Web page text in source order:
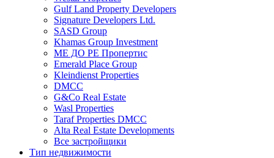
Gulf Land Property Developers
Signature Developers Ltd.
SASD Group
Khamas Group Investment
МЕ ДО РЕ Пропертис
Emerald Place Group
Kleindienst Properties
DMCC
G&Co Real Estate
Wasl Properties
Taraf Properties DMCC
Alta Real Estate Developments
Все застройщики
Тип недвижимости